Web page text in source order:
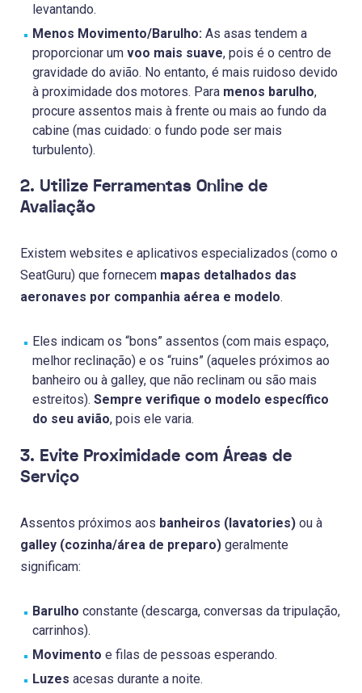
levantando.
Menos Movimento/Barulho: As asas tendem a
proporcionar um voo mais suave, pois é o centro de
gravidade do avião. No entanto, é mais ruidoso devido
à proximidade dos motores. Para menos barulho,
procure assentos mais à frente ou mais ao fundo da
cabine (mas cuidado: o fundo pode ser mais
turbulento).
2. Utilize Ferramentas Online de
Avaliação
Existem websites e aplicativos especializados (como o
SeatGuru) que fornecem mapas detalhados das
aeronaves por companhia aérea e modelo.
Eles indicam os “bons” assentos (com mais espaço,
melhor reclinação) e os “ruins” (aqueles próximos ao
banheiro ou à galley, que não reclinam ou são mais
estreitos). Sempre verifique o modelo específico
do seu avião, pois ele varia.
3. Evite Proximidade com Áreas de
Serviço
Assentos próximos aos banheiros (lavatories) ou à
galley (cozinha/área de preparo) geralmente
significam:
Barulho constante (descarga, conversas da tripulação,
carrinhos).
Movimento e filas de pessoas esperando.
Luzes acesas durante a noite.